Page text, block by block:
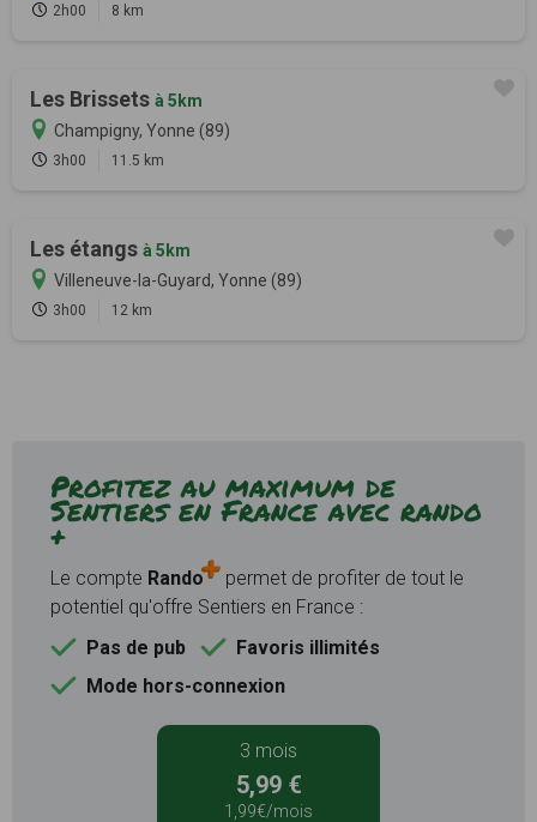
2h00 8 km
Les Brissets à 5km
Champigny, Yonne (89)
3h00 11.5 km
Les étangs à 5km
Villeneuve-la-Guyard, Yonne (89)
3h00 12 km
Profitez au maximum de
Sentiers en France avec rando
+
Le compte Rando
permet de profiter de tout le
potentiel qu'offre Sentiers en France :
Pas de pub
Favoris illimités
Mode hors-connexion
3 mois
5,99 €
1,99€/mois